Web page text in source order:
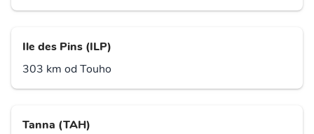
Ile des Pins (ILP)
303 km od Touho
Tanna (TAH)